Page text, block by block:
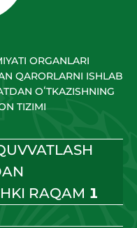
ORGANLARI
QARORLARNI ISHLAB
OʻTKAZISHNING
TIZIMI
RAQAM 1